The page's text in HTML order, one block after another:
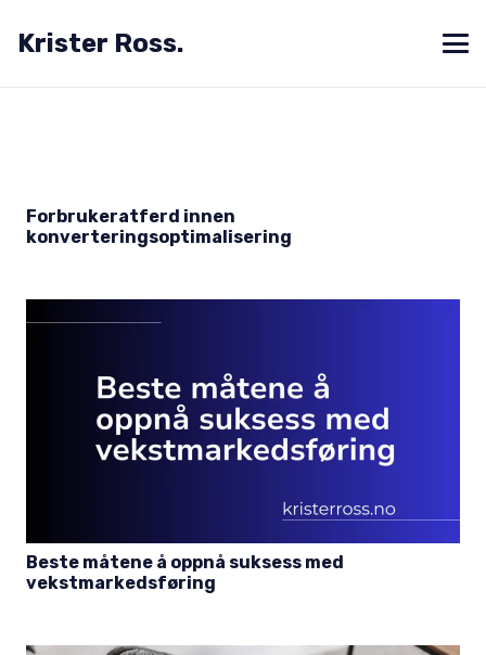
Krister Ross.
Forbrukeratferd innen
konverteringsoptimalisering
Beste måtene å oppnå suksess med
vekstmarkedsføring